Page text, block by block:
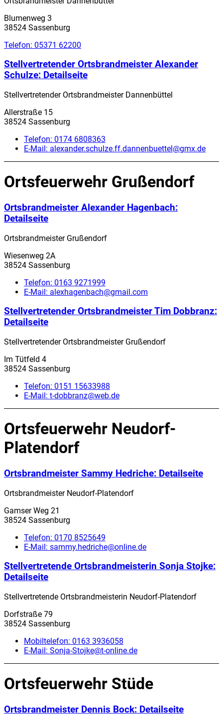
Blumenweg 3
38524 Sassenburg
Telefon: 05371 62200
Stellvertretender Ortsbrandmeister Alexander
Schulze: Detailseite
Stellvertretender Ortsbrandmeister Dannenbüttel
Allerstraße 15
38524 Sassenburg
Telefon: 0174 6808363
E-Mail: alexander.schulze.ff.dannenbuettel@gmx.de
Ortsfeuerwehr Grußendorf
Ortsbrandmeister Alexander Hagenbach:
Detailseite
Ortsbrandmeister Grußendorf
Wiesenweg 2A
38524 Sassenburg
Telefon: 0163 9271999
E-Mail: alexhagenbach@gmail.com
Stellvertretender Ortsbrandmeister Tim Dobbranz:
Detailseite
Stellvertretender Ortsbrandmeister Grußendorf
Im Tütfeld 4
38524 Sassenburg
Telefon: 0151 15633988
E-Mail: t-dobbranz@web.de
Ortsfeuerwehr Neudorf-
Platendorf
Ortsbrandmeister Sammy Hedriche: Detailseite
Ortsbrandmeister Neudorf-Platendorf
Gamser Weg 21
38524 Sassenburg
Telefon: 0170 8525649
E-Mail: sammy.hedriche@online.de
Stellvertretende Ortsbrandmeisterin Sonja Stojke:
Detailseite
Stellvertretende Ortsbrandmeisterin Neudorf-Platendorf
Dorfstraße 79
38524 Sassenburg
Mobiltelefon: 0163 3936058
E-Mail: Sonja-Stojke@t-online.de
Ortsfeuerwehr Stüde
Ortsbrandmeister Dennis Bock: Detailseite